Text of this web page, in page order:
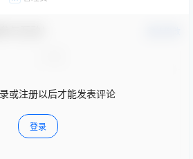
或注册以后才能发表评论
登录